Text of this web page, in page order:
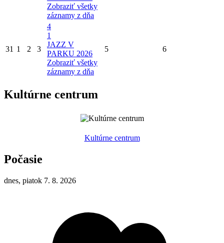
Zobraziť všetky
záznamy z dňa
31 1 2 3
4
1
JAZZ V
PARKU 2026
Zobraziť všetky
záznamy z dňa
5 6
Kultúrne centrum
Kultúrne centrum
Počasie
dnes, piatok 7. 8. 2026